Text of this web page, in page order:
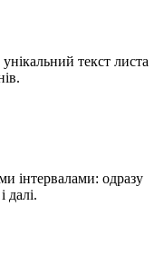
унікальний текст листа
інтервалами: одразу
далі.